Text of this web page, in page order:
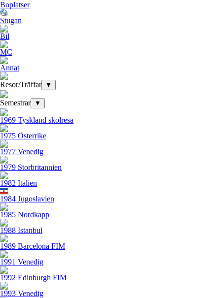
Boplatser
Stugan
Bil
MC
Annat
Resor/Träffar
▼
Semestrar ▼
1969 Tyskland skolresa
1975 Österrike
1977 Venedig
1979 Storbritannien
1982 Italien
1984 Jugoslavien
1985 Nordkapp
1988 Istanbul
1989 Barcelona FIM
1991 Venedig
1992 Edinburgh FIM
1993 Venedig